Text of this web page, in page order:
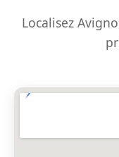
Localisez